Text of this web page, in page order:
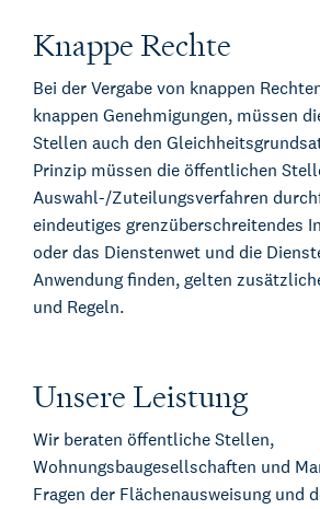
Knappe Rechte
Bei der Vergabe von knappen
knappen Genehmigungen, müssen
Stellen auch den
Prinzip müssen die öffentlichen
Auswahl-/Zuteilungsverfahren
eindeutiges grenzüberschreitendes
oder das Dienstenwet und die
Anwendung finden, gelten
und Regeln.
Unsere Leistung
Wir beraten öffentliche Stellen,
Wohnungsbaugesellschaften und
Fragen der Flächenausweisung und